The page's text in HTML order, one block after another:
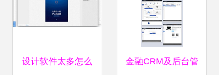
设计软件太多怎么 金融CRM及后台管